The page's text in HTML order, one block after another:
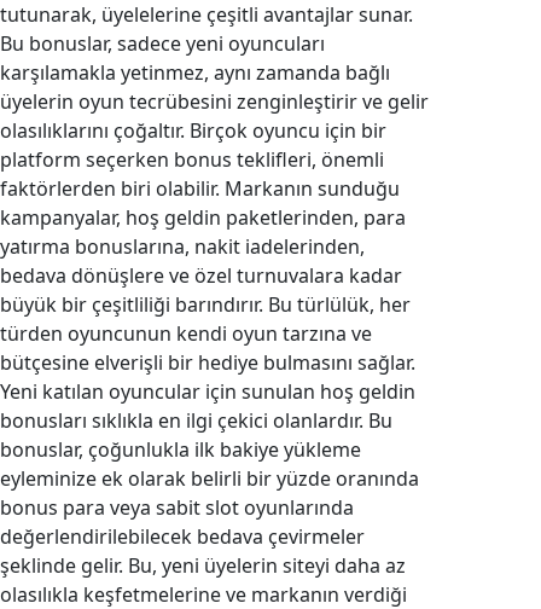
tutunarak, üyelelerine çeşitli avantajlar sunar.
Bu bonuslar, sadece yeni oyuncuları
karşılamakla yetinmez, aynı zamanda bağlı
üyelerin oyun tecrübesini zenginleştirir ve gelir
olasılıklarını çoğaltır. Birçok oyuncu için bir
platform seçerken bonus teklifleri, önemli
faktörlerden biri olabilir. Markanın sunduğu
kampanyalar, hoş geldin paketlerinden, para
yatırma bonuslarına, nakit iadelerinden,
bedava dönüşlere ve özel turnuvalara kadar
büyük bir çeşitliliği barındırır. Bu türlülük, her
türden oyuncunun kendi oyun tarzına ve
bütçesine elverişli bir hediye bulmasını sağlar.
Yeni katılan oyuncular için sunulan hoş geldin
bonusları sıklıkla en ilgi çekici olanlardır. Bu
bonuslar, çoğunlukla ilk bakiye yükleme
eyleminize ek olarak belirli bir yüzde oranında
bonus para veya sabit slot oyunlarında
değerlendirilebilecek bedava çevirmeler
şeklinde gelir. Bu, yeni üyelerin siteyi daha az
olasılıkla keşfetmelerine ve markanın verdiği